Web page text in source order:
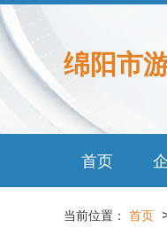
绵阳市
首页
当前位置： 首页